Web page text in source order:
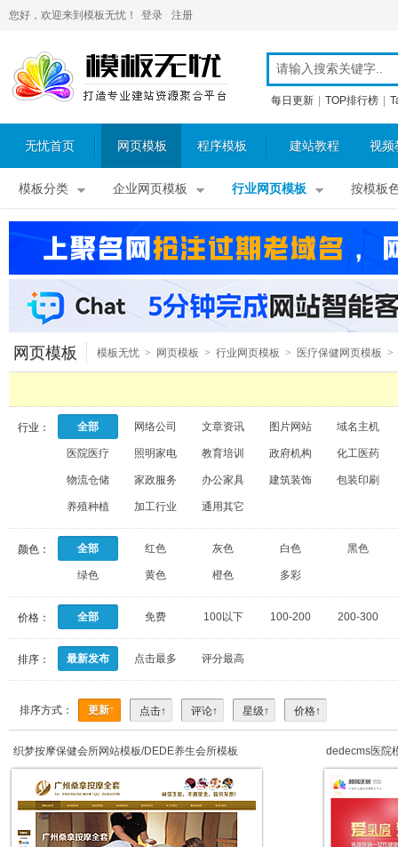
您好，欢迎来到模板无忧！ 登录 注册
每日更新 TOP排行榜
无忧首页 网页模板 程序模板 建站教程 视频
模板分类 企业网页模板 行业网页模板 按模板
网页模板 模板无忧 > 网页模板 > 行业网页模板 > 医疗保健网页模板 >
行业： 全部 网络公司 文章资讯 图片网站 域名主机
医院医疗 照明家电 教育培训 政府机构 化工医药
物流仓储 家政服务 办公家具 建筑装饰 包装印刷
养殖种植 加工行业 通用其它
颜色： 全部 红色 灰色 白色 黑色
绿色 黄色 橙色 多彩
价格： 全部 免费 100以下 100-200 200-300
排序： 最新发布 点击最多 评分最高
排序方式： 更新↑ 点击↑ 评论↑ 星级↑ 价格↑
织梦按摩保健会所网站模板/DEDE养生会所模板 dedecms医院